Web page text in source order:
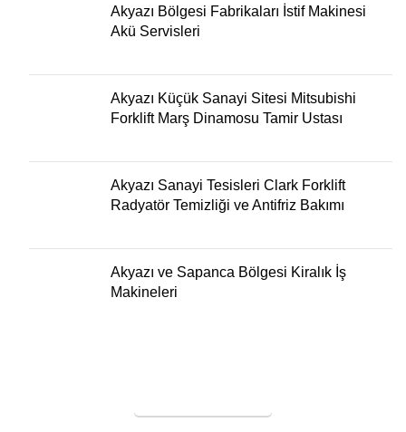
Akyazı Bölgesi Fabrikaları İstif Makinesi
Akü Servisleri
Akyazı Küçük Sanayi Sitesi Mitsubishi
Forklift Marş Dinamosu Tamir Ustası
Akyazı Sanayi Tesisleri Clark Forklift
Radyatör Temizliği ve Antifriz Bakımı
Akyazı ve Sapanca Bölgesi Kiralık İş
Makineleri
SERVİS TALEBİ